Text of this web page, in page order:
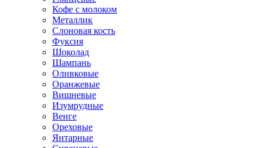
Кофе с молоком
Металлик
Слоновая кость
Фуксия
Шоколад
Шампань
Оливковые
Оранжевые
Вишневые
Изумрудные
Венге
Ореховые
Янтарные